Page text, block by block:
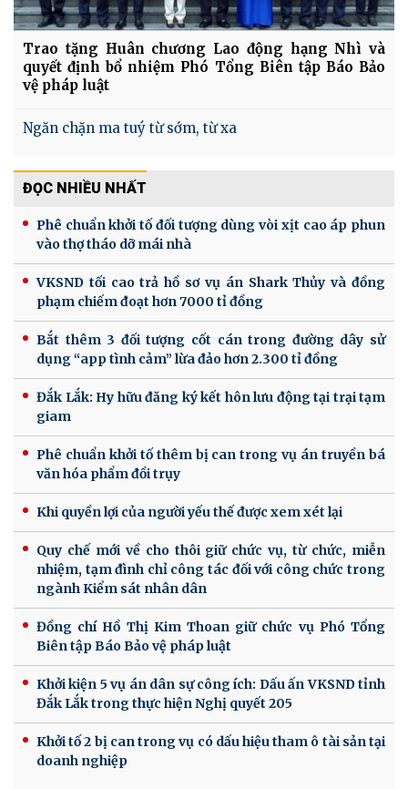
Trao tặng Huân chương Lao động hạng Nhì và
quyết định bổ nhiệm Phó Tổng Biên tập Báo Bảo
vệ pháp luật
Ngăn chặn ma tuý từ sớm, từ xa
ĐỌC NHIỀU NHẤT
Phê chuẩn khởi tố đối tượng dùng vòi xịt cao áp phun
vào thợ tháo dỡ mái nhà
VKSND tối cao trả hồ sơ vụ án Shark Thủy và đồng
phạm chiếm đoạt hơn 7000 tỉ đồng
Bắt thêm 3 đối tượng cốt cán trong đường dây sử
dụng “app tình cảm” lừa đảo hơn 2.300 tỉ đồng
Đắk Lắk: Hy hữu đăng ký kết hôn lưu động tại trại tạm
giam
Phê chuẩn khởi tố thêm bị can trong vụ án truyền bá
văn hóa phẩm đồi trụy
Khi quyền lợi của người yếu thế được xem xét lại
Quy chế mới về cho thôi giữ chức vụ, từ chức, miễn
nhiệm, tạm đình chỉ công tác đối với công chức trong
ngành Kiểm sát nhân dân
Đồng chí Hồ Thị Kim Thoan giữ chức vụ Phó Tổng
Biên tập Báo Bảo vệ pháp luật
Khởi kiện 5 vụ án dân sự công ích: Dấu ấn VKSND tỉnh
Đắk Lắk trong thực hiện Nghị quyết 205
Khởi tố 2 bị can trong vụ có dấu hiệu tham ô tài sản tại
doanh nghiệp